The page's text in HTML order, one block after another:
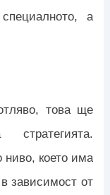
а
това ще
ниво, което има
зависимост от